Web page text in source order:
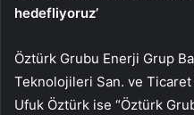
hedefliyoruz’
Öztürk Grubu Enerji Grup
Teknolojileri San. ve Ticaret
Ufuk Öztürk ise “Öztürk